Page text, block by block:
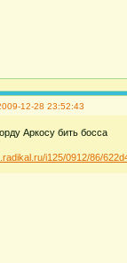
12-28 23:52:43
Аркосу бить босса